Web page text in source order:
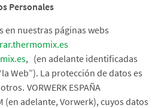
Personales
en nuestras páginas webs
, (en adelante identificadas
Web”). La protección de datos es
VORWERK ESPAÑA
(en adelante, Vorwerk), cuyos datos